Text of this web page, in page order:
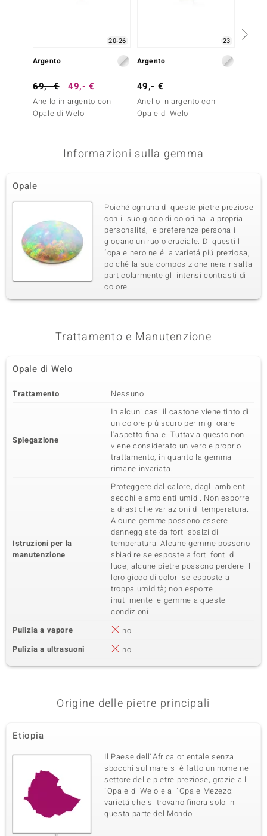
20-26
Argento
69,- € 49,- €
Anello in argento con
Opale di Welo
23
Argento
49,- €
Anello in argento con
Opale di Welo
Informazioni sulla gemma
Opale
Poiché ognuna di queste pietre preziose
con il suo gioco di colori ha la propria
personalitá, le preferenze personali
giocano un ruolo cruciale. Di questi l
´opale nero ne é la varietá piú preziosa,
poiché la sua composizione nera risalta
particolarmente gli intensi contrasti di
colore.
Trattamento e Manutenzione
Opale di Welo
Trattamento Nessuno
Spiegazione
In alcuni casi il castone viene tinto di
un colore più scuro per migliorare
l'aspetto finale. Tuttavia questo non
viene considerato un vero e proprio
trattamento, in quanto la gemma
rimane invariata.
Istruzioni per la
manutenzione
Proteggere dal calore, dagli ambienti
secchi e ambienti umidi. Non esporre
a drastiche variazioni di temperatura.
Alcune gemme possono essere
danneggiate da forti sbalzi di
temperatura. Alcune gemme possono
sbiadire se esposte a forti fonti di
luce; alcune pietre possono perdere il
loro gioco di colori se esposte a
troppa umidità; non esporre
inutilmente le gemme a queste
condizioni
Pulizia a vapore
no
Pulizia a ultrasuoni
no
Origine delle pietre principali
Etiopia
Il Paese dell´Africa orientale senza
sbocchi sul mare si é fatto un nome nel
settore delle pietre preziose, grazie all
´Opale di Welo e all´Opale Mezezo:
varietá che si trovano finora solo in
questa parte del Mondo.